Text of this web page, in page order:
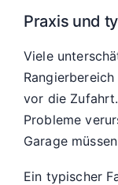
Praxis und
Viele
vor die
Probleme
Garage
Ein typischer